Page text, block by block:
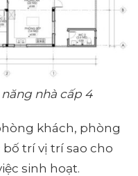
nhà cấp 4
khách, phòng
trí vị trí sao cho
sinh hoạt.